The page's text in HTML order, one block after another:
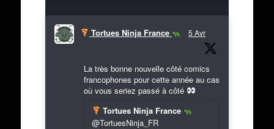
Tortues Ninja France 5 Avr
La très bonne nouvelle côté comics
francophones pour cette année au cas
où vous seriez passé à côté
Tortues Ninja France
@TortuesNinja_FR